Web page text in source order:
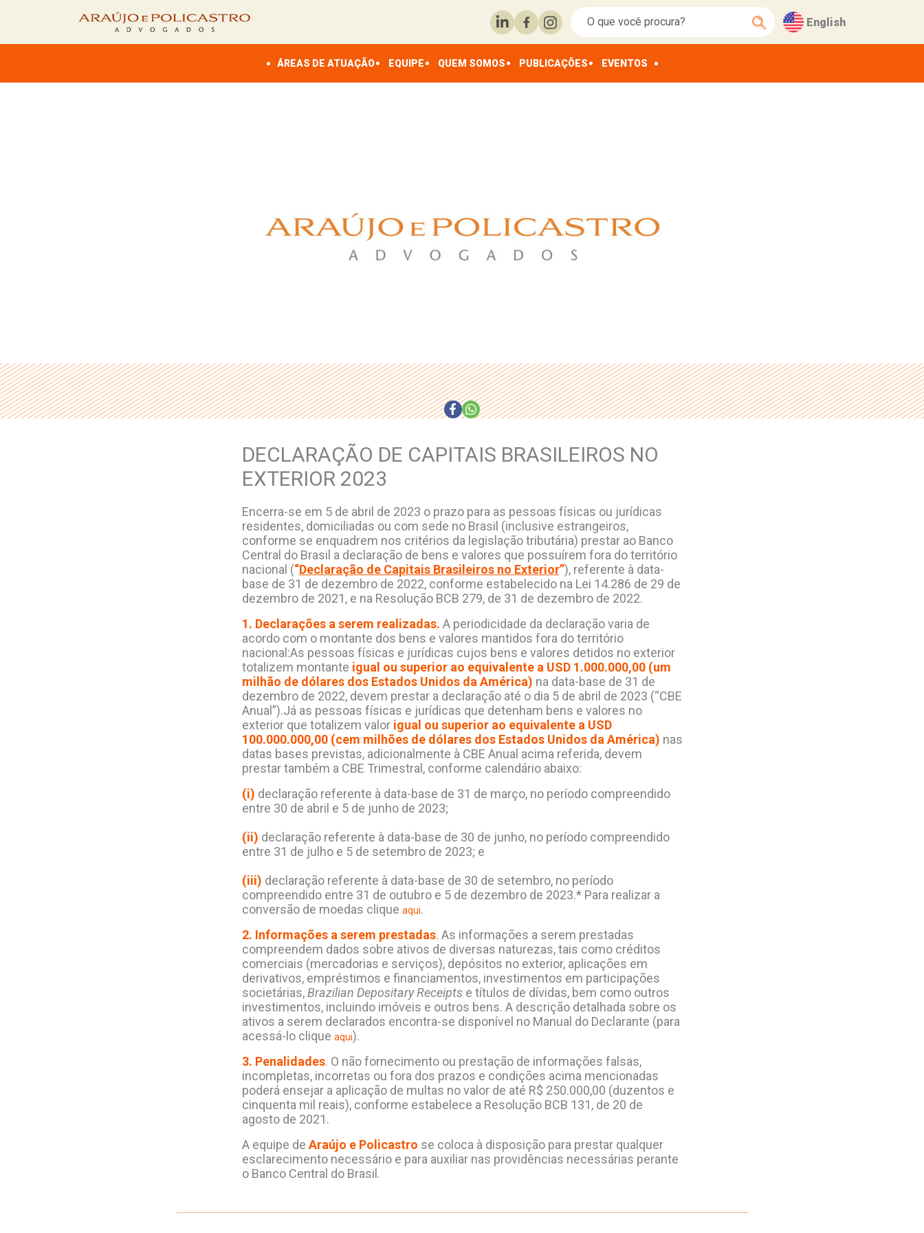
English
ÁREAS DE ATUAÇÃO EQUIPE QUEM SOMOS PUBLICAÇÕES EVENTOS
DECLARAÇÃO DE CAPITAIS BRASILEIROS NO
EXTERIOR 2023
Encerra-se em 5 de abril de 2023 o prazo para as pessoas físicas ou jurídicas
residentes, domiciliadas ou com sede no Brasil (inclusive estrangeiros,
conforme se enquadrem nos critérios da legislação tributária) prestar ao Banco
Central do Brasil a declaração de bens e valores que possuírem fora do território
nacional (“Declaração de Capitais Brasileiros no Exterior”), referente à data-
base de 31 de dezembro de 2022, conforme estabelecido na Lei 14.286 de 29 de
dezembro de 2021, e na Resolução BCB 279, de 31 de dezembro de 2022.
1. Declarações a serem realizadas. A periodicidade da declaração varia de
acordo com o montante dos bens e valores mantidos fora do território
nacional:As pessoas físicas e jurídicas cujos bens e valores detidos no exterior
totalizem montante igual ou superior ao equivalente a USD 1.000.000,00 (um
milhão de dólares dos Estados Unidos da América) na data-base de 31 de
dezembro de 2022, devem prestar a declaração até o dia 5 de abril de 2023 (“CBE
Anual”).Já as pessoas físicas e jurídicas que detenham bens e valores no
exterior que totalizem valorigual ou superior ao equivalente a USD
100.000.000,00 (cem milhões de dólares dos Estados Unidos da América) nas
datas bases previstas, adicionalmente à CBE Anual acima referida, devem
prestar também a CBE Trimestral, conforme calendário abaixo:
(i) declaração referente à data-base de 31 de março, no período compreendido
entre 30 de abril e 5 de junho de 2023;
(ii) declaração referente à data-base de 30 de junho, no período compreendido
entre 31 de julho e 5 de setembro de 2023; e
(iii) declaração referente à data-base de 30 de setembro, no período
compreendido entre 31 de outubro e 5 de dezembro de 2023.* Para realizar a
conversão de moedas clique aqui.
2. Informações a serem prestadas. As informações a serem prestadas
compreendem dados sobre ativos de diversas naturezas, tais como créditos
comerciais (mercadorias e serviços), depósitos no exterior, aplicações em
derivativos, empréstimos e financiamentos, investimentos em participações
societárias,Brazilian Depositary Receiptse títulos de dívidas, bem como outros
investimentos, incluindo imóveis e outros bens. A descrição detalhada sobre os
ativos a serem declarados encontra-se disponível no Manual do Declarante (para
acessá-lo clique aqui).
3. Penalidades. O não fornecimento ou prestação de informações falsas,
incompletas, incorretas ou fora dos prazos e condições acima mencionadas
poderá ensejar a aplicação de multas no valor de até R$ 250.000,00 (duzentos e
cinquenta mil reais), conforme estabelece a Resolução BCB 131, de 20 de
agosto de 2021.
A equipe de Araújo e Policastro se coloca à disposição para prestar qualquer
esclarecimento necessário e para auxiliar nas providências necessárias perante
o Banco Central do Brasil.